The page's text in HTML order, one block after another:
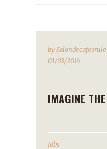
bySalondecafebrule
01/03/2016
IMAGINE
Jobs